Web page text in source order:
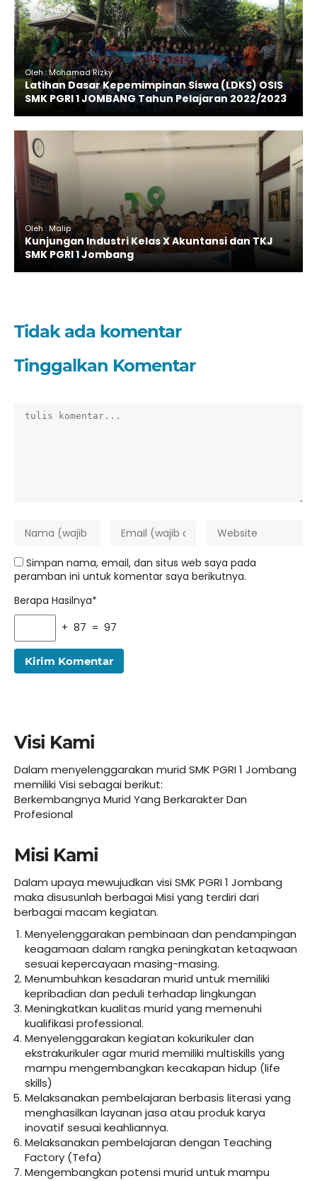
Oleh : Mohamad Rizky
Latihan Dasar Kepemimpinan Siswa (LDKS) OSIS
SMK PGRI 1 JOMBANG Tahun Pelajaran 2022/2023
Oleh : Malip
Kunjungan Industri Kelas X Akuntansi dan TKJ
SMK PGRI 1 Jombang
Tidak ada komentar
Tinggalkan Komentar
Simpan nama, email, dan situs web saya pada
peramban ini untuk komentar saya berikutnya.
Berapa Hasilnya*
+ 87 = 97
Visi Kami
Dalam menyelenggarakan murid SMK PGRI 1 Jombang
memiliki Visi sebagai berikut:
Berkembangnya Murid Yang Berkarakter Dan
Profesional
Misi Kami
Dalam upaya mewujudkan visi SMK PGRI 1 Jombang
maka disusunlah berbagai Misi yang terdiri dari
berbagai macam kegiatan.
Menyelenggarakan pembinaan dan pendampingan
keagamaan dalam rangka peningkatan ketaqwaan
sesuai kepercayaan masing-masing.
Menumbuhkan kesadaran murid untuk memiliki
kepribadian dan peduli terhadap lingkungan
Meningkatkan kualitas murid yang memenuhi
kualifikasi professional.
Menyelenggarakan kegiatan kokurikuler dan
ekstrakurikuler agar murid memiliki multiskills yang
mampu mengembangkan kecakapan hidup (life
skills)
Melaksanakan pembelajaran berbasis literasi yang
menghasilkan layanan jasa atau produk karya
inovatif sesuai keahliannya.
Melaksanakan pembelajaran dengan Teaching
Factory (Tefa)
Mengembangkan potensi murid untuk mampu